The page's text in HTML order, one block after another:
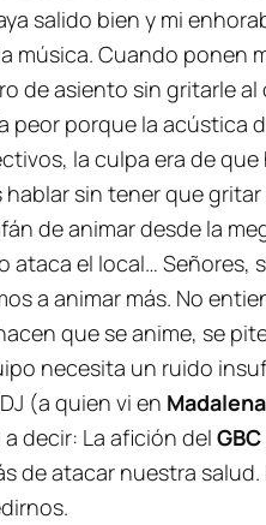
salido bien y mi
música. Cuando
de asiento sin gritarle al
peor porque la acústica
la culpa era de
sin tener que gritar
de animar desde la
ataca el local… Señores,
a animar más. No
que se anime, se
necesita un ruido
(a quien vi en
decir: La afición del GBC
de atacar nuestra